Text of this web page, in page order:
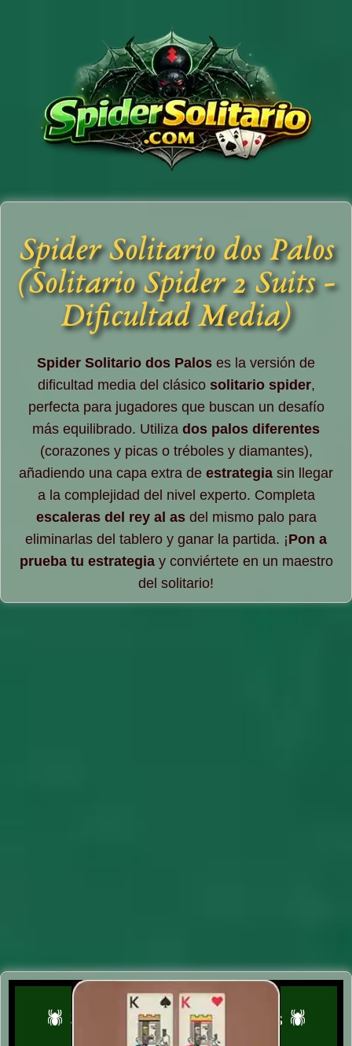
Spider Solitario dos Palos
(Solitario Spider 2 Suits -
Dificultad Media)
Spider Solitario dos Palos es la versión de
dificultad media del clásico solitario spider,
perfecta para jugadores que buscan un desafío
más equilibrado. Utiliza dos palos diferentes
(corazones y picas o tréboles y diamantes),
añadiendo una capa extra de estrategia sin llegar
a la complejidad del nivel experto. Completa
escaleras del rey al asdel mismo palo para
eliminarlas del tablero y ganar la partida. ¡Pon a
prueba tu estrategiay conviértete en un maestro
del solitario!